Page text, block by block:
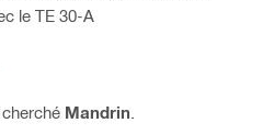
le TE 30-A
Mandrin